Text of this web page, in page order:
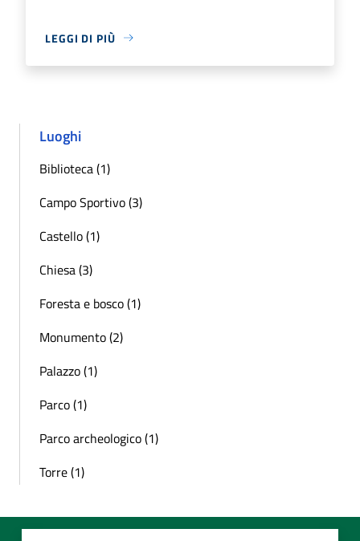
LEGGI DI PIÙ
Luoghi
Biblioteca (1)
Campo Sportivo (3)
Castello (1)
Chiesa (3)
Foresta e bosco (1)
Monumento (2)
Palazzo (1)
Parco (1)
Parco archeologico (1)
Torre (1)